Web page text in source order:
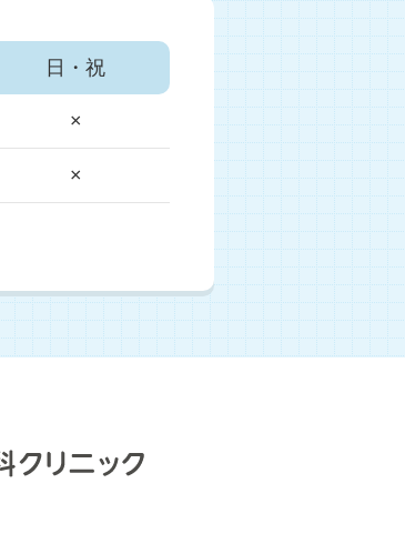
日・祝
×
×